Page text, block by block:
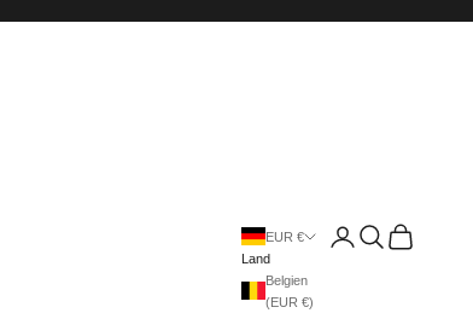
EUR €
Land
Belgien
(EUR €)
AnmeldenSuchenWarenkorb